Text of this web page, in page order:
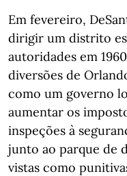
Em fevereiro,
dirigir um distrito
autoridades em
diversões de
como um governo
aumentar os
inspeções à
junto ao parque de
vistas como